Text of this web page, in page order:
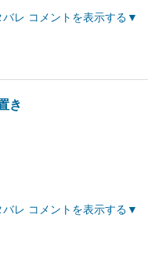
バレ コメントを表示する
き
バレ コメントを表示する